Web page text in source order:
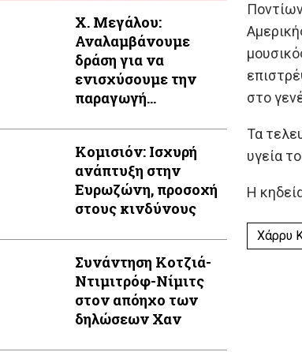
X. Μεγάλου:
Αναλαμβάνουμε
δράση για να
ενισχύσουμε την
παραγωγή
Κομισιόν: Ισχυρή
ανάπτυξη στην
Ευρωζώνη, προσοχή
στους κινδύνους
Συνάντηση Κοτζιά-
Ντιμιτρόφ-Νίμιτς
στον απόηχο των
δηλώσεων Χαν
στο
Τα
υγεία
Η
Χάρρυ